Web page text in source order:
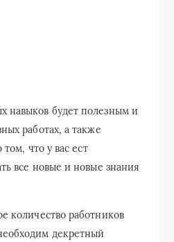
навыков будет полезным и
работах, а также
том, что у вас ест
все новые и новые знания
количество работников
декретный